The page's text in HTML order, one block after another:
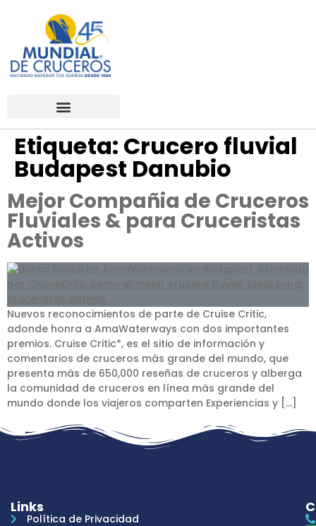
Etiqueta: Crucero fluvial
Budapest Danubio
Mejor Compañia de Cruceros
Fluviales & para Cruceristas
Activos
Nuevos reconocimientos de parte de Cruise Critic,
adonde honra a AmaWaterways con dos importantes
premios. Cruise Critic*, es el sitio de información y
comentarios de cruceros más grande del mundo, que
presenta más de 650,000 reseñas de cruceros y alberga
la comunidad de cruceros en línea más grande del
mundo donde los viajeros comparten Experiencias y […]
Links
Política de Privacidad